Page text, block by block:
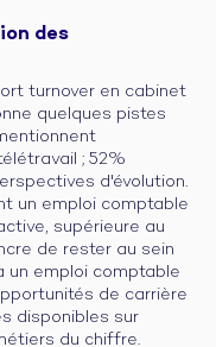
des
turnover en cabinet
quelques pistes
; 52%
d'évolution.
un emploi comptable
supérieure au
de rester au sein
un emploi comptable
de carrière
disponibles sur
du chiffre.